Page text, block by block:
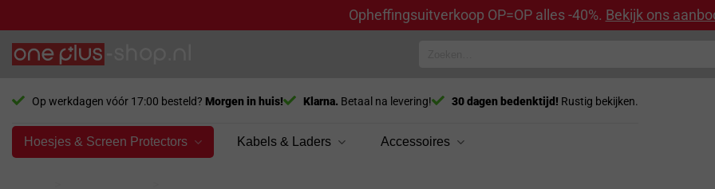
Opheffingsuitverkoop OP=OP alles -40%. Bekijk ons
Ga
naar
Op werkdagen vóór 17:00 besteld? Morgen in huis! Klarna. Betaal na levering! 30 dagen bedenktijd! Rustig bekijken.
Hoesjes & Screen Protectors Kabels & Laders Accessoires